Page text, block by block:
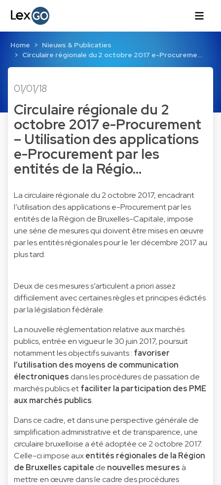
Home
Nieuws & Publicaties
Circulaire régionale du 2 octobre 2017 e-Procureme…
01/01/18
Circulaire régionale du 2
octobre 2017 e-Procurement
– Utilisation des applications
e-Procurement par les
entités de la Régio…
La circulaire régionale du 2 octobre 2017, encadrant
l’utilisation des applications e-Procurement par les
entités de la Région de Bruxelles-Capitale, impose
une série de mesures qui doivent être mises en œuvre
par les entités régionales pour le 1er décembre 2017 au
plus tard.
Deux de ces mesures s’articulent a priori assez
difficilement avec certaines règles et principes édictés
par la législation fédérale.
La nouvelle réglementation relative aux marchés
publics, entrée en vigueur le 30 juin 2017, poursuit
notamment les objectifs suivants : favoriser
l’utilisation des moyens de communication
électroniques dans les procédures de passation de
marchés publics etfaciliter la participation des PME
aux marchés publics.
Dans ce cadre, et dans une perspective générale de
simplification administrative et de transparence, une
circulaire bruxelloise a été adoptée ce 2 octobre 2017.
Celle-ci impose auxentités régionales de la Région
de Bruxelles capitale de nouvelles mesures à
mettre en œuvre dans le cadre des procédures